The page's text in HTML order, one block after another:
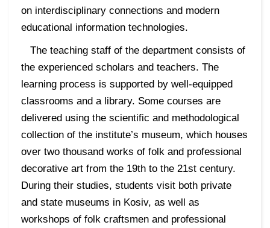
on interdisciplinary connections and modern
educational information technologies.
The teaching staff of the department consists of
the experienced scholars and teachers. The
learning process is supported by well-equipped
classrooms and a library. Some courses are
delivered using the scientific and methodological
collection of the institute’s museum, which houses
over two thousand works of folk and professional
decorative art from the 19th to the 21st century.
During their studies, students visit both private
and state museums in Kosiv, as well as
workshops of folk craftsmen and professional